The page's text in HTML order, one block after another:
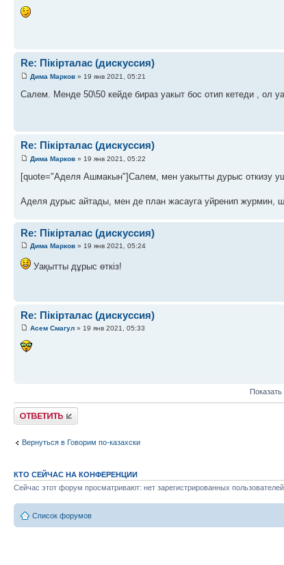
Re: Пікірталас (дискуссия)
Дима Марков » 19 янв 2021, 05:21
Салем. Менде 50\50 кейде бираз уакыт бос отип кетеди , ол
Re: Пікірталас (дискуссия)
Дима Марков » 19 янв 2021, 05:22
[quote="Аделя Ашмакын"]Салем, мен уакытты дурыс откизу
Аделя дурыс айтады, мен де план жасауга уйренип журмин,
Re: Пікірталас (дискуссия)
Дима Марков » 19 янв 2021, 05:24
Уақытты дұрыс өткіз!
Re: Пікірталас (дискуссия)
Асем Смагул » 19 янв 2021, 05:33
Ответить
Вернуться в Говорим по-казахски
КТО СЕЙЧАС НА КОНФЕРЕНЦИИ
Сейчас этот форум просматривают: нет зарегистрированных пользователей
Список форумов